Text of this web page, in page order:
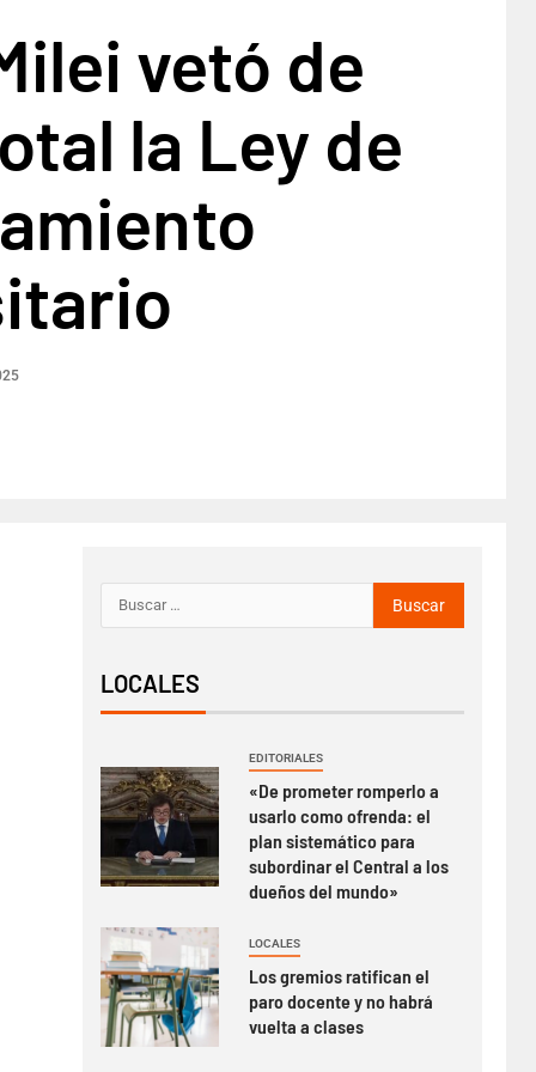
vetó de
la Ley de
LOCALES
EDITORIALES
«De prometer romperlo a
usarlo como ofrenda: el
plan sistemático para
subordinar el Central a los
dueños del mundo»
LOCALES
Los gremios ratifican el
paro docente y no habrá
vuelta a clases